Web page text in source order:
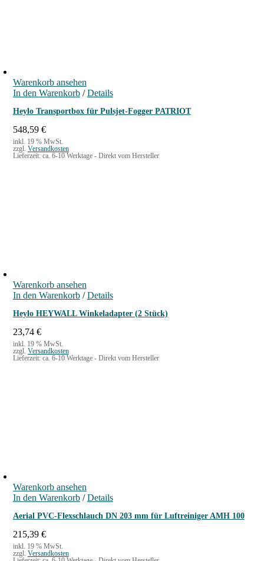
Warenkorb ansehen
In den Warenkorb / Details
Heylo Transportbox für Pulsjet-Fogger PATRIOT
548,59 €
inkl. 19 % MwSt.
zzgl. Versandkosten
Lieferzeit: ca. 6-10 Werktage - Direkt vom Hersteller
Warenkorb ansehen
In den Warenkorb / Details
Heylo HEYWALL Winkeladapter (2 Stück)
23,74 €
inkl. 19 % MwSt.
zzgl. Versandkosten
Lieferzeit: ca. 6-10 Werktage - Direkt vom Hersteller
Warenkorb ansehen
In den Warenkorb / Details
Aerial PVC-Flexschlauch DN 203 mm für Luftreiniger AMH 100
215,39 €
inkl. 19 % MwSt.
zzgl. Versandkosten